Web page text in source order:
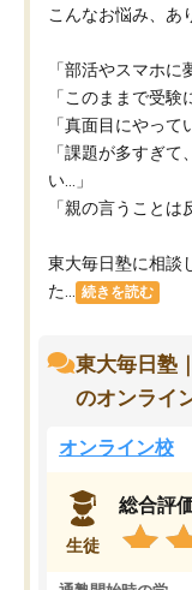
こんなお悩み、あ
「部活やスマホに
「このままで受験
「真面目にやって
「課題が多すぎ
い…」
「親の言うことは
東大毎日塾に相談
た...
続きを読む
東大毎日塾
のオンライ
オンライン校
生徒
総合評